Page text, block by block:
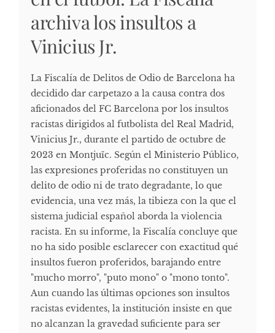
archiva los insultos a
Vinicius Jr.
La Fiscalía de Delitos de Odio de Barcelona ha
decidido dar carpetazo a la causa contra dos
aficionados del FC Barcelona por los insultos
racistas dirigidos al futbolista del Real Madrid,
Vinicius Jr., durante el partido de octubre de
2023 en Montjuïc. Según el Ministerio Público,
las expresiones proferidas no constituyen un
delito de odio ni de trato degradante, lo que
evidencia, una vez más, la tibieza con la que el
sistema judicial español aborda la violencia
racista. En su informe, la Fiscalía concluye que
no ha sido posible esclarecer con exactitud qué
insultos fueron proferidos, barajando entre
"mucho morro", "puto mono" o "mono tonto".
Aun cuando las últimas opciones son insultos
racistas evidentes, la institución insiste en que
no alcanzan la gravedad suficiente para ser